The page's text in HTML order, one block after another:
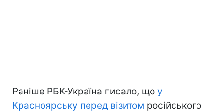
Раніше РБК-Україна писало, що у
Красноярську перед візитом російського